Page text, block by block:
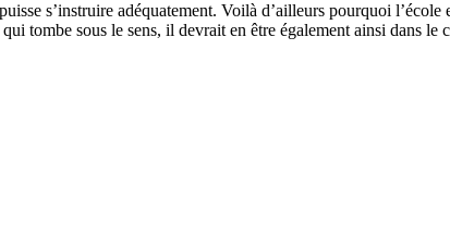
s’instruire adéquatement. Voilà d’ailleurs pourquoi
tombe sous le sens, il devrait en être également ainsi dans le